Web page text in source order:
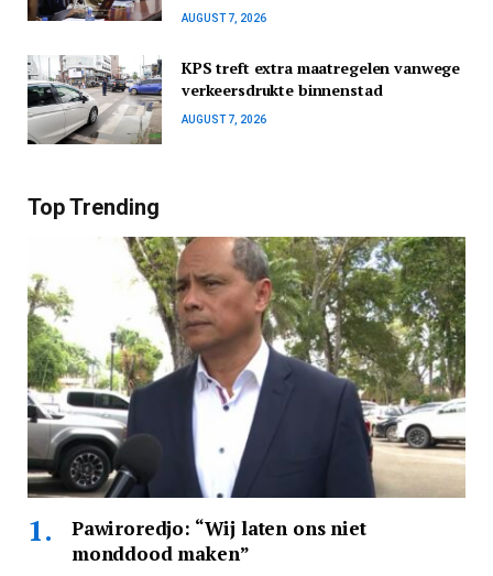
AUGUST 7, 2026
KPS treft extra maatregelen vanwege
verkeersdrukte binnenstad
AUGUST 7, 2026
Top Trending
Pawiroredjo: “Wij laten ons niet
monddood maken”